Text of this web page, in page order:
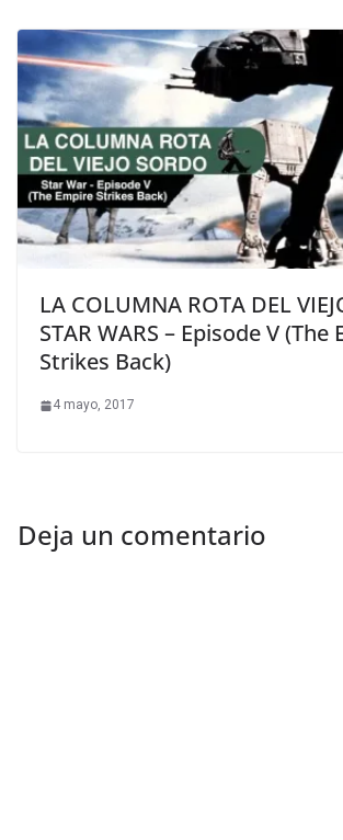
LA COLUMNA ROTA DEL
STAR WARS – Episode V (The
Strikes Back)
4 mayo, 2017
Deja un comentario